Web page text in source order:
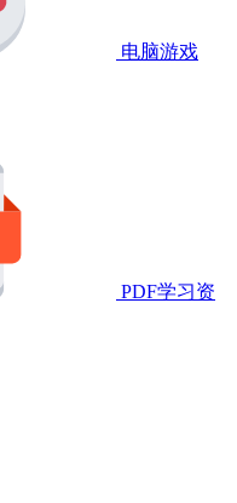
电脑游戏
PDF学习资